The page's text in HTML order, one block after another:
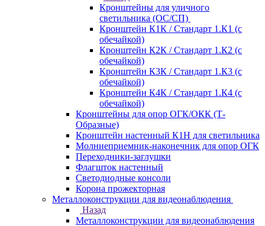
Кронштейны для уличного
светильника (ОС/СП)
Кронштейн К1К / Стандарт 1.К1 (с
обечайкой)
Кронштейн К2К / Стандарт 1.К2 (с
обечайкой)
Кронштейн К3К / Стандарт 1.К3 (с
обечайкой)
Кронштейн К4К / Стандарт 1.К4 (с
обечайкой)
Кронштейны для опор ОГК/ОКК (Т-
Образные)
Кронштейн настенный К1Н для светильника
Молниеприемник-наконечник для опор ОГК
Переходники-заглушки
Флагшток настенный
Светодиодные консоли
Корона прожекторная
Металлоконструкции для видеонаблюдения
Назад
Металлоконструкции для видеонаблюдения